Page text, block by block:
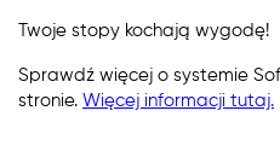
Twoje stopy kochają wygodę!
Sprawdź więcej o systemie
stronie. Więcej informacji tutaj.